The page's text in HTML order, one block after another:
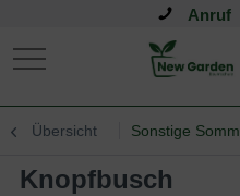
Anruf
Übersicht Sonstige
Knopfbusch